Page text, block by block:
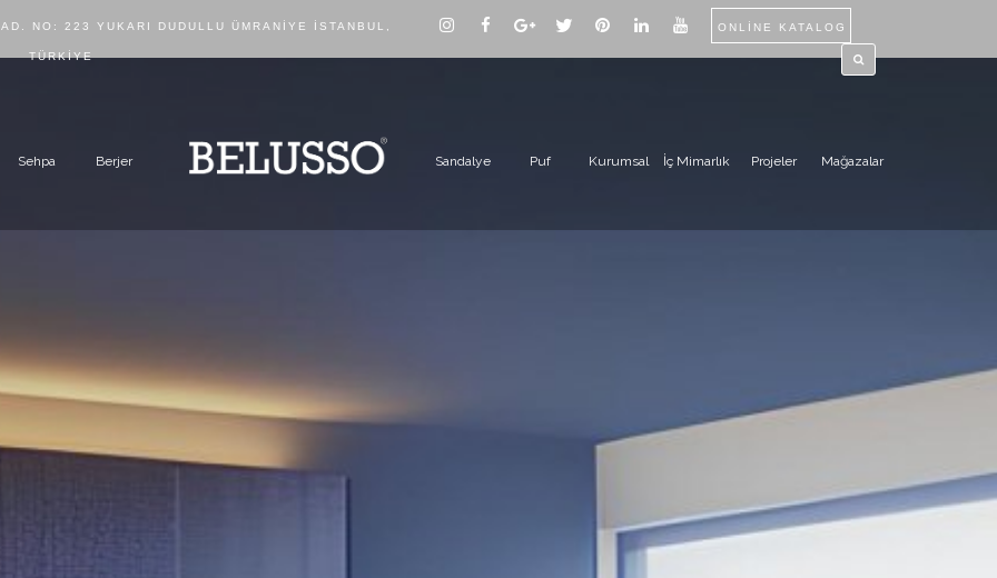
NO: 223 YUKARI DUDULLU ÜMRANIYE İSTANBUL,
TÜRKIYE
ONLİNE KATALOG
Sehpa Berjer Sandalye Puf Kurumsal İç Mimarlık Projeler Mağazalar